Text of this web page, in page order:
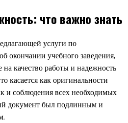
что важно знать
услуги по
окончании учебного заведения,
качество работы и надежность
касается как оригинальности
и соблюдения всех необходимых
документ был подлинным и